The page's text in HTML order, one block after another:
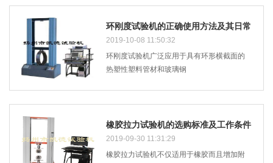
环刚度试验机的正确使用方法及其日常
维护
2019-10-08 11:50:32
环刚度试验机广泛应用于具有环形横截面的
热塑性塑料管材和玻璃钢
橡胶拉力试验机的选购标准及工作条件
有哪些要求
2019-09-30 11:31:29
橡胶拉力试验机不仅适用于橡胶而且增加附